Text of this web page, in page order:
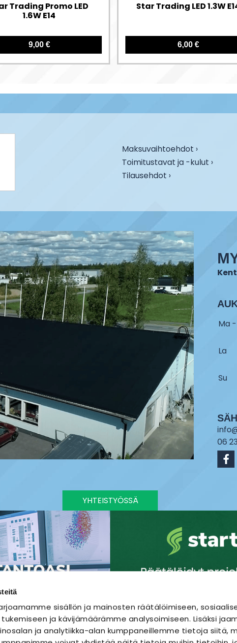
sisällön ja mainosten räätälöimiseen,
ja kävijämäärämme analysoimiseen. Lisäksi
ja analytiikka-alan kumppaneillemme tietoja siitä,
Trading Promo LED
1.6W E14
9,00 €
Star Trading LED 1.3W
6,00 €
Maksuvaihtoehdot ›
Toimitustavat ja -kulut ›
Tilausehdot ›
Ma
La
Su
06
YHTEISTYÖSSÄ